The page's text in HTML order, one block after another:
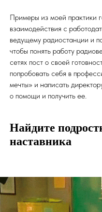
Примеры из моей практики
взаимодействия с
ведущему радиостанции и
чтобы понять работу
сетях пост о своей
попробовать себя в
мечты» и написать
о помощи и получить ее.
Найдите
наставника